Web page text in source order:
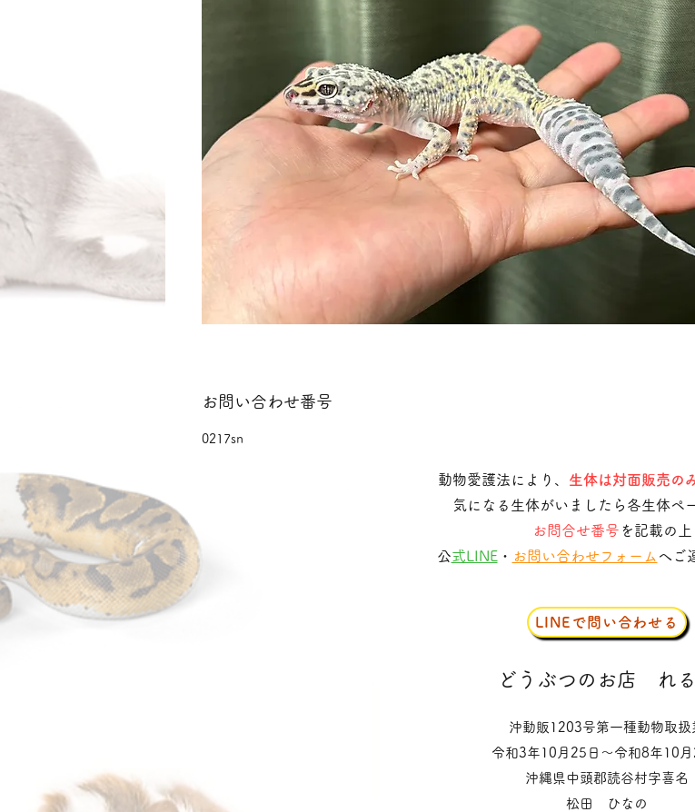
お問い合わせ番号
0217sn
動物愛護法により、 生体は対面販売の
気になる生体がいましたら各生体ペ
お問合せ番号 を記載の上
​公式LINE・ お問い合わせフォーム へご
LINEで問い合わせる
​どうぶつのお店 れ
沖動販1203号第一種動物取扱
令和3年10月25日〜令和8年10月
沖縄県中頭郡読谷村字喜名
松田 ひなの